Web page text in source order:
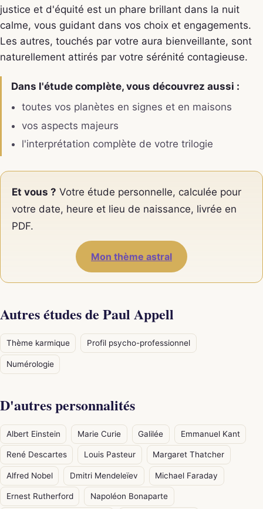
justice et d'équité est un phare brillant dans la nuit
calme, vous guidant dans vos choix et engagements.
Les autres, touchés par votre aura bienveillante, sont
naturellement attirés par votre sérénité contagieuse.
Dans l'étude complète, vous découvrez aussi :
toutes vos planètes en signes et en maisons
vos aspects majeurs
l'interprétation complète de votre trilogie
Et vous ? Votre étude personnelle, calculée pour
votre date, heure et lieu de naissance, livrée en
PDF.
Mon thème astral
Autres études de Paul Appell
Thème karmique Profil psycho-professionnel
Numérologie
D'autres personnalités
Albert Einstein Marie Curie Galilée Emmanuel Kant
René Descartes Louis Pasteur Margaret Thatcher
Alfred Nobel Dmitri Mendeleïev Michael Faraday
Ernest Rutherford Napoléon Bonaparte